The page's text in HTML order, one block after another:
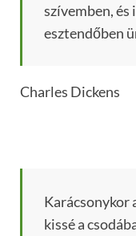
szívemben, és
esztendőben
Charles Dickens
Karácsonykor
kissé a